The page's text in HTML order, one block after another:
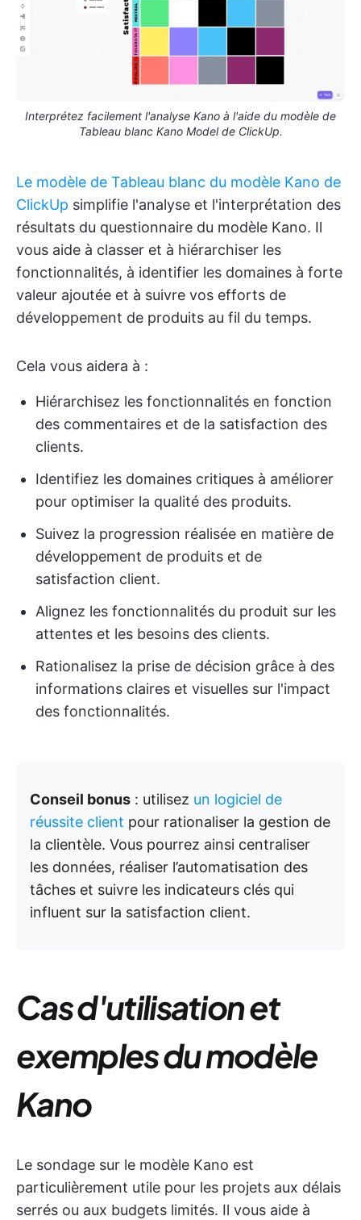
Interprétez facilement l'analyse Kano à l'aide du modèle de
Tableau blanc Kano Model de ClickUp.
Le modèle de Tableau blanc du modèle Kano de
ClickUp simplifie l'analyse et l'interprétation des
résultats du questionnaire du modèle Kano. Il
vous aide à classer et à hiérarchiser les
fonctionnalités, à identifier les domaines à forte
valeur ajoutée et à suivre vos efforts de
développement de produits au fil du temps.
Cela vous aidera à :
Hiérarchisez les fonctionnalités en fonction
des commentaires et de la satisfaction des
clients.
Identifiez les domaines critiques à améliorer
pour optimiser la qualité des produits.
Suivez la progression réalisée en matière de
développement de produits et de
satisfaction client.
Alignez les fonctionnalités du produit sur les
attentes et les besoins des clients.
Rationalisez la prise de décision grâce à des
informations claires et visuelles sur l'impact
des fonctionnalités.
Conseil bonus : utilisez un logiciel de
réussite client pour rationaliser la gestion de
la clientèle. Vous pourrez ainsi centraliser
les données, réaliser l’automatisation des
tâches et suivre les indicateurs clés qui
influent sur la satisfaction client.
Cas d'utilisation et
exemples du modèle
Kano
Le sondage sur le modèle Kano est
particulièrement utile pour les projets aux délais
serrés ou aux budgets limités. Il vous aide à